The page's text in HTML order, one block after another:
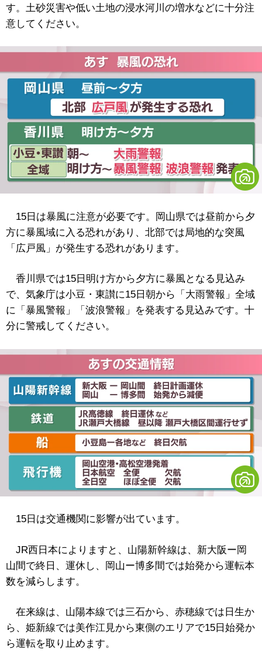
す。土砂災害や低い土地の浸水河川の増水などに十分注
意してください。
15日は暴風に注意が必要です。岡山県では昼前から夕
方に暴風域に入る恐れがあり、北部では局地的な突風
「広戸風」が発生する恐れがあります。
香川県では15日明け方から夕方に暴風となる見込み
で、気象庁は小豆・東讃に15日朝から「大雨警報」全域
に「暴風警報」「波浪警報」を発表する見込みです。十
分に警戒してください。
15日は交通機関に影響が出ています。
JR西日本によりますと、山陽新幹線は、新大阪ー岡
山間で終日、運休し、岡山ー博多間では始発から運転本
数を減らします。
在来線は、山陽本線では三石から、赤穂線では日生か
ら、姫新線では美作江見から東側のエリアで15日始発か
ら運転を取り止めます。